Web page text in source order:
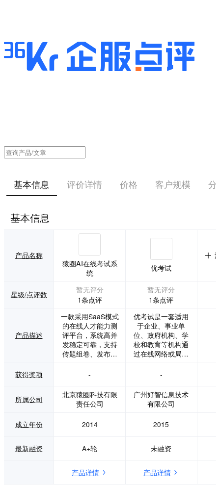
基本信息 评价详情 价格 客户规模 分
基本信息
产品名称
猿圈AI在线考试系
统
优考试
星级/点评数
暂无评分
1条点评
暂无评分
1条点评
产品描述
一款采用SaaS模式
的在线人才能力测
评平台，系统高并
发稳定可靠，支持
传题组卷、发布考
卷/人工阅卷、成绩
报告、智能评价全
流程线上部署，应
招考试、公务员考
证考试、编程考
产品功能，衔接在
优考试是一套适用
于企业、事业单
位、政府机构、学
校和教育等机构通
过在线网络或局域
题组织考试，支持
使用电脑答题、微
信答题、手机移动
完善的智能防作弊
面的数据分析功
务，同时为其全方
获得奖项 - -
所属公司
北京猿圈科技有限
责任公司
广州好智信息技术
有限公司
成立年份 2014 2015
最新融资 A+轮 未融资
产品详情 产品详情